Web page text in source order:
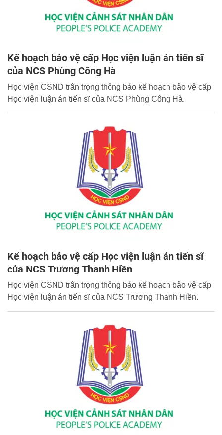
Kế hoạch bảo vệ cấp Học viện luận án tiến sĩ
của NCS Phùng Công Hà
Học viện CSND trân trọng thông báo kế hoạch bảo vệ cấp
Học viện luận án tiến sĩ của NCS Phùng Công Hà.
Kế hoạch bảo vệ cấp Học viện luận án tiến sĩ
của NCS Trương Thanh Hiền
Học viện CSND trân trọng thông báo kế hoạch bảo vệ cấp
Học viện luận án tiến sĩ của NCS Trương Thanh Hiền.